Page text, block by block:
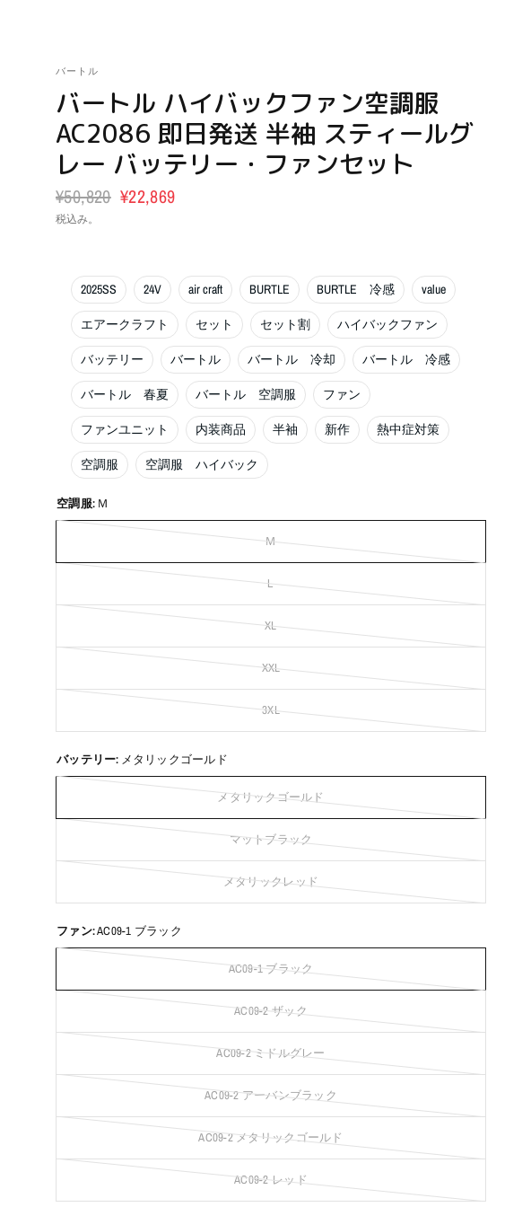
バートル
バートル ハイバックファン空調服
AC2086 即日発送 半袖 スティールグ
レー バッテリー・ファンセット
¥50,820 ¥22,869
税込み。
2025SS 24V air craft BURTLE BURTLE 冷感 value
エアークラフト セット セット割 ハイバックファン
バッテリー バートル バートル 冷却 バートル 冷感
バートル 春夏 バートル 空調服 ファン
ファンユニット 内装商品 半袖 新作 熱中症対策
空調服 空調服 ハイバック
空調服: Ｍ
Ｍ
Ｌ
XL
XXL
3XL
バッテリー: メタリックゴールド
メタリックゴールド
マットブラック
メタリックレッド
ファン:AC09-1 ブラック
AC09-1 ブラック
AC09-2 ザック
AC09-2 ミドルグレー
AC09-2 アーバンブラック
AC09-2 メタリックゴールド
AC09-2 レッド